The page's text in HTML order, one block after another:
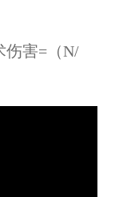
害=（N/